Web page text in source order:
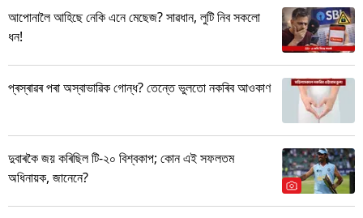
আপোনালৈ আহিছে নেকি এনে মেছেজ? সাৱধান, লুটি নিব সকলো
ধন!
প্ৰস্ৰাৱৰ পৰা অস্বাভাৱিক গোন্ধ? তেন্তে ভুলতো নকৰিব আওকাণ
দুবাৰকৈ জয় কৰিছিল টি-২০ বিশ্বকাপ; কোন এই সফলতম
অধিনায়ক, জানেনে?